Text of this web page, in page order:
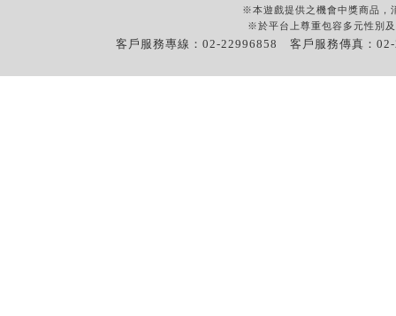
※本遊戲提供之機會中獎商品，
※於平台上尊重包容多元性別
客戶服務專線：02-22996858 客戶服務傳真：